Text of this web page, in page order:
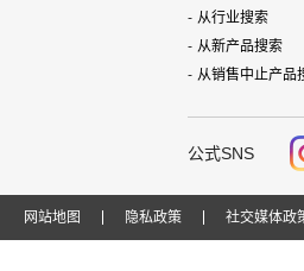
从行业搜索
从新产品搜索
从销售中止产品
公式SNS
网站地图 隐私政策 社交媒体政